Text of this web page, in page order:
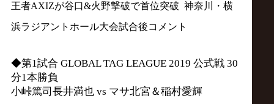
王者AXIZが谷口&火野撃破で首位突破 神奈川・横
浜ラジアントホール大会試合後コメント
◆第1試合 GLOBAL TAG LEAGUE 2019 公式戦 30
分1本勝負
小峠篤司長井満也 vs マサ北宮＆稲村愛輝